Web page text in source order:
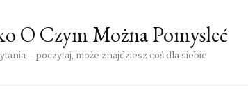
O Czym Można Pomysleć
– poczytaj, może znajdziesz coś dla siebie